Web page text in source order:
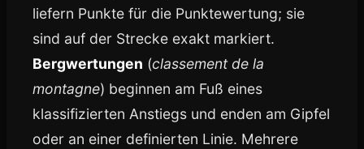
liefern Punkte für die Punktewertung; sie
sind auf der Strecke exakt markiert.
Bergwertungen (classement de la
montagne) beginnen am Fuß eines
klassifizierten Anstiegs und enden am Gipfel
oder an einer definierten Linie. Mehrere